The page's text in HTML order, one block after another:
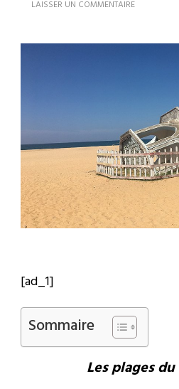
LAISSER UN COMMENTAIRESUR
PLAGE
[ad_1]
Sommaire
Les plages